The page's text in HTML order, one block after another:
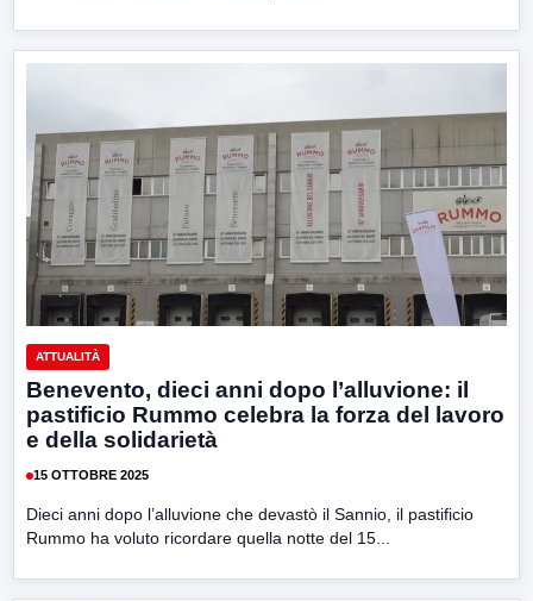
ATTUALITÀ
Benevento, dieci anni dopo l’alluvione: il
pastificio Rummo celebra la forza del lavoro
e della solidarietà
15 OTTOBRE 2025
Dieci anni dopo l’alluvione che devastò il Sannio, il pastificio
Rummo ha voluto ricordare quella notte del 15...